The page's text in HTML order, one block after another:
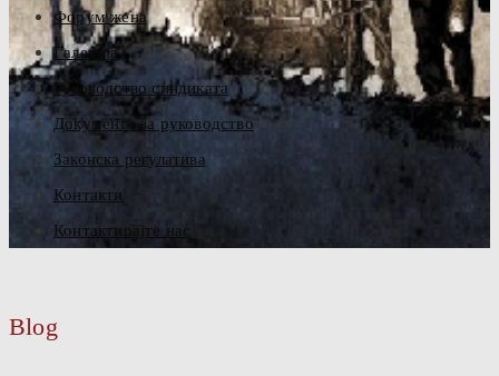
Форум жена
Галерија
Руководство синдиката
Документа за руководство
Законска регулатива
Контакти
Контактирајте нас
Blog